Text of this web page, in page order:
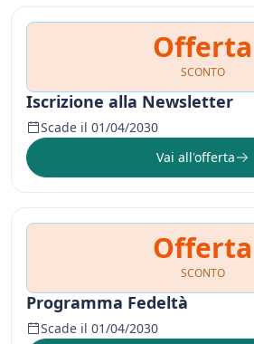
Offerta
SCONTO
Iscrizione alla Newsletter
Scade il 01/04/2030
Vai all'offerta
Offerta
SCONTO
Programma Fedeltà
Scade il 01/04/2030